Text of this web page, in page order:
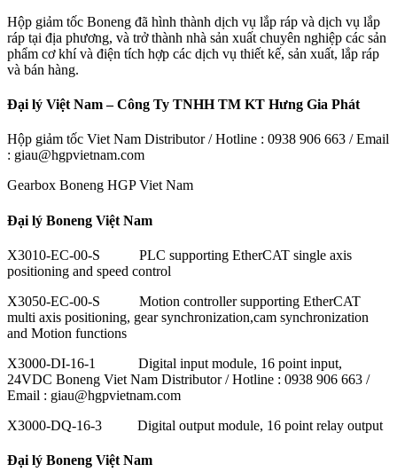
Hộp giảm tốc Boneng đã hình thành dịch vụ lắp ráp và dịch vụ lắp
ráp tại địa phương, và trở thành nhà sản xuất chuyên nghiệp các sản
phẩm cơ khí và điện tích hợp các dịch vụ thiết kế, sản xuất, lắp ráp
và bán hàng.
Đại lý Việt Nam – Công Ty TNHH TM KT Hưng Gia Phát
Hộp giảm tốc Viet Nam Distributor / Hotline : 0938 906 663 / Email
: giau@hgpvietnam.com
Gearbox Boneng HGP Viet Nam
Đại lý Boneng Việt Nam
X3010-EC-00-S PLC supporting EtherCAT single axis
positioning and speed control
X3050-EC-00-S Motion controller supporting EtherCAT
multi axis positioning, gear synchronization,cam synchronization
and Motion functions
X3000-DI-16-1 Digital input module, 16 point input,
24VDC Boneng Viet Nam Distributor / Hotline : 0938 906 663 /
Email : giau@hgpvietnam.com
X3000-DQ-16-3 Digital output module, 16 point relay output
Đại lý Boneng Việt Nam